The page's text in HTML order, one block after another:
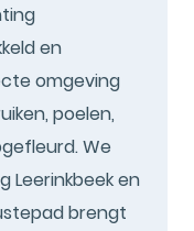
en
omgeving
poelen,
We
Leerinkbeek en
brengt